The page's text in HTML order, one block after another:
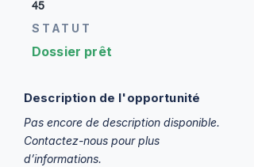
45
STATUT
Dossier prêt
Description de l'opportunité
Pas encore de description disponible.
Contactez-nous pour plus
d’informations.